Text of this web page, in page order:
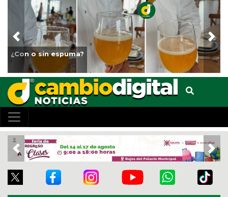
¿Con o sin espuma?
Previous
Previous